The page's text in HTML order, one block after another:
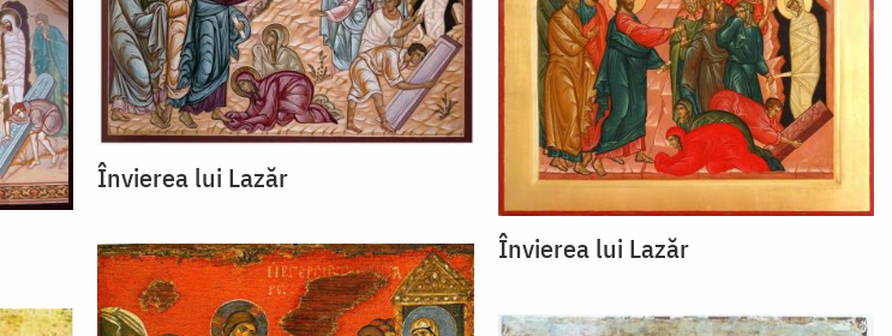
Învierea lui Lazăr
Învierea lui Lazăr